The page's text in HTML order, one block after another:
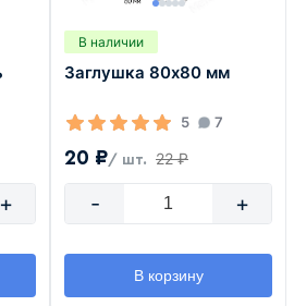
+
В наличии
Заглушка 80х80 мм
5 7
20 ₽/ шт. 22 ₽
- +
В корзину